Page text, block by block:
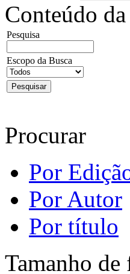
Conteúdo
Pesquisa
Escopo da Busca
Procurar
Por
Por Autor
Por título
Tamanho de